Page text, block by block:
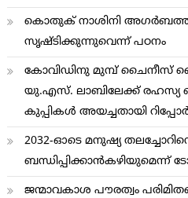
കൊതുക് നാശിനി
സൃഷ്ടിക്കുന്നുവെന്ന് പഠനം
കോവിഡിനു മുമ്പ് ചൈനീസ്
യു.എസ്. ലാബിലേക്ക്
കുപ്പികള്‍ അയച്ചതായി
2032-ഓടെ മനുഷ്യ
ബന്ധിപ്പിക്കാന്‍കഴിയുമെന്ന്
ജന്മാവകാശ പൗരത്വം